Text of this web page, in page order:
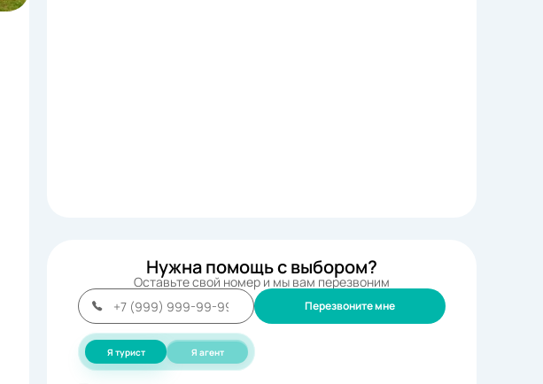
Нужна помощь с выбором?
Оставьте свой номер и мы вам перезвоним
Перезвоните мне
Я турист Я агент